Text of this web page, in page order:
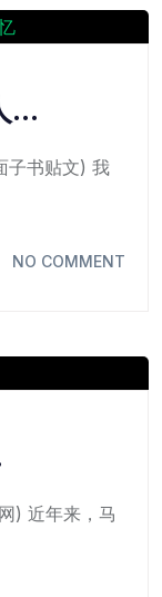
…
子书贴文) 我
NO COMMENT
) 近年来，马